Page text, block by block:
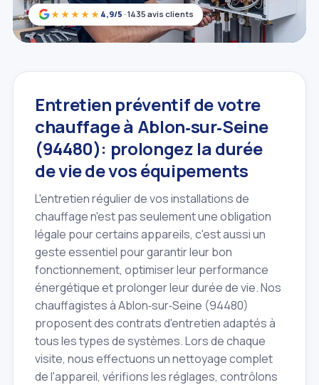
★★★★★ 4,9/5 · 1435 avis clients
Entretien préventif de votre
chauffage à Ablon‑sur‑Seine
(94480): prolongez la durée
de vie de vos équipements
L'entretien régulier de vos installations de
chauffage n'est pas seulement une obligation
légale pour certains appareils, c'est aussi un
geste essentiel pour garantir leur bon
fonctionnement, optimiser leur performance
énergétique et prolonger leur durée de vie. Nos
chauffagistes à Ablon‑sur‑Seine (94480)
proposent des contrats d'entretien adaptés à
tous les types de systèmes. Lors de chaque
visite, nous effectuons un nettoyage complet
de l'appareil, vérifions les réglages, contrôlons